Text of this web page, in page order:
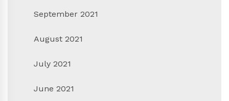
September 2021
August 2021
July 2021
June 2021